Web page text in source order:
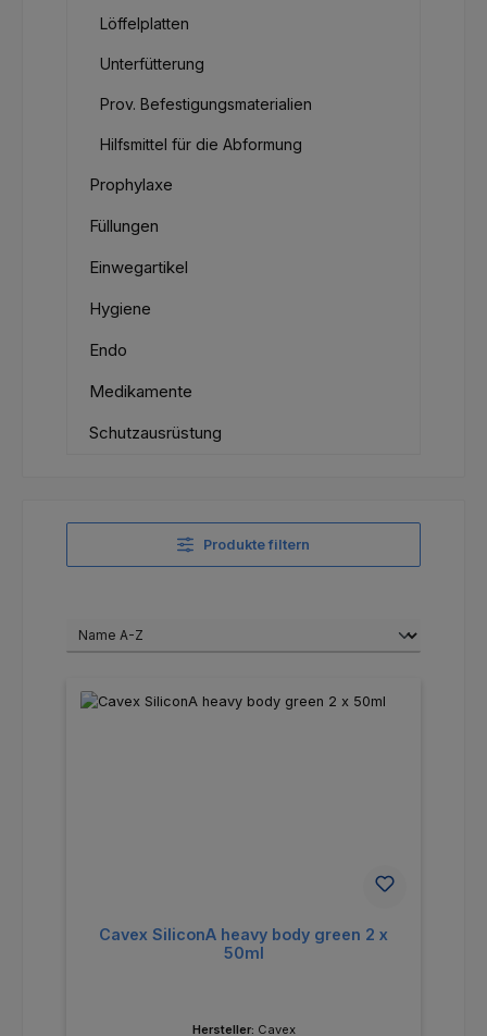
Löffelplatten
Unterfütterung
Prov. Befestigungsmaterialien
Hilfsmittel für die Abformung
Prophylaxe
Füllungen
Einwegartikel
Hygiene
Endo
Medikamente
Schutzausrüstung
Produkte filtern
Cavex SiliconA heavy body green 2 x
50ml
Hersteller: Cavex